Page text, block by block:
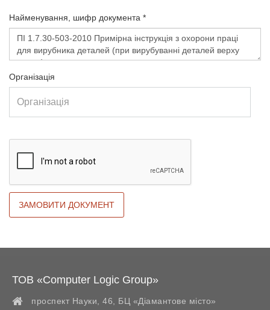
Найменування, шифр документа *
Організація
ТОВ «Computer Logic Group»
проспект Науки, 46, БЦ «Діамантове місто»